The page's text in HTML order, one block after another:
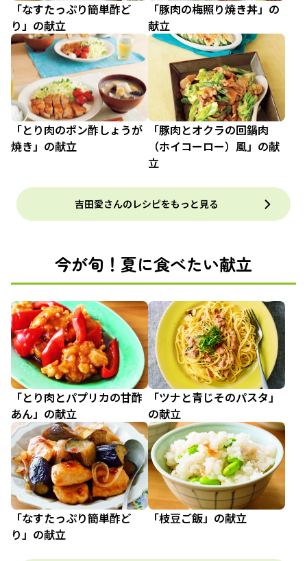
「なすたっぷり簡単酢ど
り」の献立
「豚肉の梅照り焼き丼」の
献立
「とり肉のポン酢しょうが
焼き」の献立
「豚肉とオクラの回鍋肉
（ホイコーロー）風」の献
立
吉田愛さんのレシピをもっと見る
今が旬！夏に食べたい献立
「とり肉とパプリカの甘酢
あん」の献立
「ツナと青じそのパスタ」
の献立
「なすたっぷり簡単酢ど
り」の献立
「枝豆ご飯」の献立